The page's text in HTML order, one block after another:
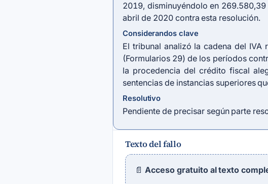
2019, disminuyéndolo en
abril de 2020 contra esta resolución.
Considerandos clave
El tribunal analizó la cadena del
(Formularios 29) de los períodos
la procedencia del crédito fiscal
sentencias de instancias superiores
Resolutivo
Pendiente de precisar según parte
Texto del fallo
📄 Acceso gratuito al texto